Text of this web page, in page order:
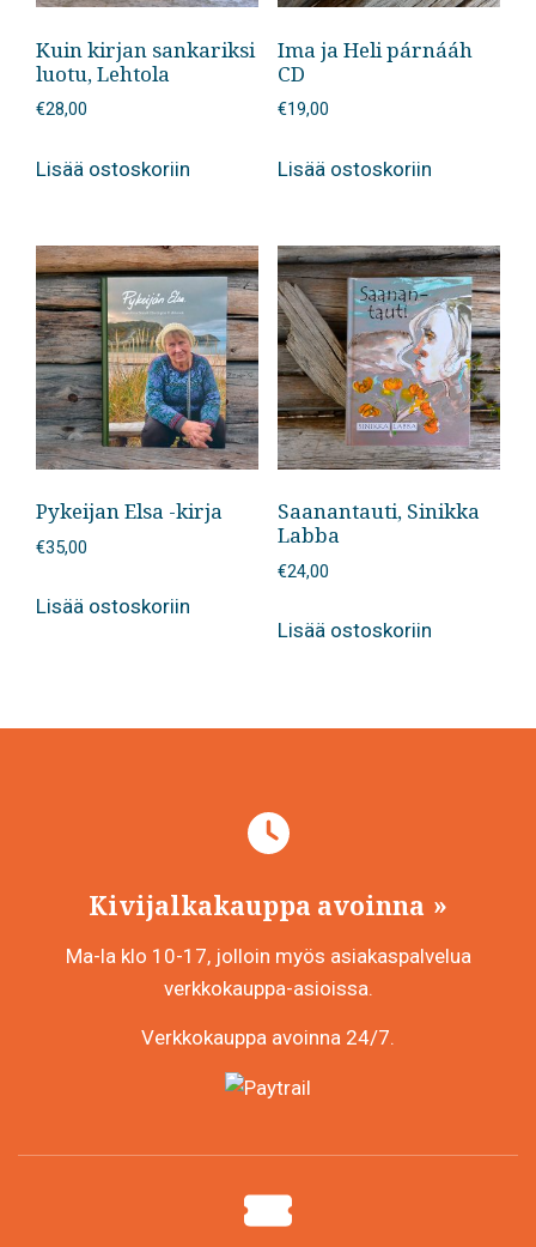
Kuin kirjan sankariksi
luotu, Lehtola
€28,00
Lisää ostoskoriin
Ima ja Heli párnááh
CD
€19,00
Lisää ostoskoriin
Pykeijan Elsa -kirja
€35,00
Lisää ostoskoriin
Saanantauti, Sinikka
Labba
€24,00
Lisää ostoskoriin
Kivijalkakauppa avoinna
Ma-la klo 10-17, jolloin myös asiakaspalvelua
verkkokauppa-asioissa.
Verkkokauppa avoinna 24/7.